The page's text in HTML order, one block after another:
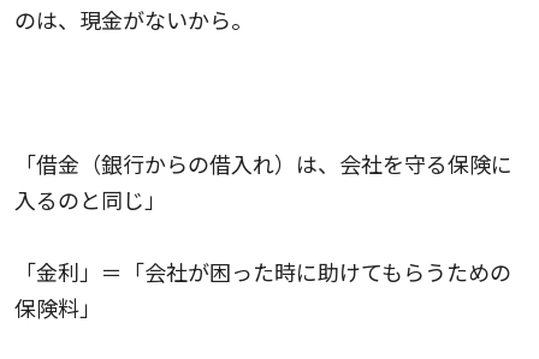
のは、現金がないから。
「借金（銀行からの借入れ）は、会社を守る保険に
入るのと同じ」
「金利」＝「会社が困った時に助けてもらうための
保険料」